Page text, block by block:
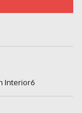
Interior6